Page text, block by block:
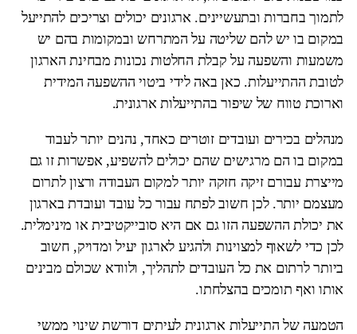
לתמוך בחברות ובתעשיינים. ארגונים יכולים וצריכים להתייעל
במקום בו יש להם שליטה על המתרחש ובמקומות בהם יש
משמעות והשפעה על קבלת החלטות נכונות מבחינת הארגון
לטובת ההתייעלות. כאן באה לידי ביטוי ההשפעה המידית
וארוכת טווח של שיפור בהתייעלות ארגונית.
מנהלים בכירים ועובדים זוטרים כאחד, נהנים יותר לעבוד
במקום בו הם מרגישים שהם יכולים להשפיע, אפשרות זו גם
מייצרת עבורם זיקה חזקה יותר למקום העבודה ורצון לתרום
מעצמם יותר. לכן חשוב לפתח עבור כל עובד ועובדת בארגון
את יכולת ההשפעה הזו גם אם היא סובייקטיבית או מינימלית.
לכן כדי לשאוף למצוינות ולהגיע לארגון יעיל ומדויק, חשוב
ביותר לרתום את כל העובדים לתהליך, ולוודא שכולם מבינים
אותו ואף תומכים בהצלחתו.
הטמעה של התייעלות ארגונית לעיתים דורשת שינוי ממשי